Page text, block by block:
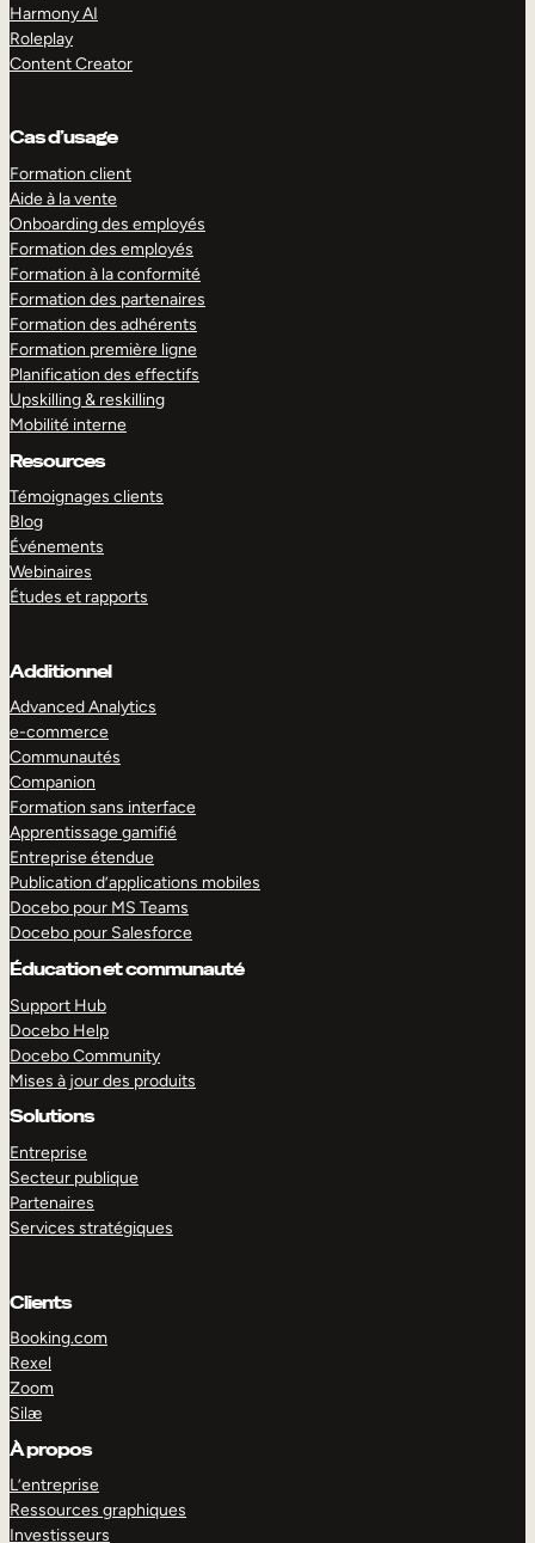
Harmony AI
Roleplay
Content Creator
Cas d’usage
Formation client
Aide à la vente
Onboarding des employés
Formation des employés
Formation à la conformité
Formation des partenaires
Formation des adhérents
Formation première ligne
Planification des effectifs
Upskilling & reskilling
Mobilité interne
Resources
Témoignages clients
Blog
Événements
Webinaires
Études et rapports
Additionnel
Advanced Analytics
e-commerce
Communautés
Companion
Formation sans interface
Apprentissage gamifié
Entreprise étendue
Publication d’applications mobiles
Docebo pour MS Teams
Docebo pour Salesforce
Éducation et communauté
Support Hub
Docebo Help
Docebo Community
Mises à jour des produits
Solutions
Entreprise
Secteur publique
Partenaires
Services stratégiques
Clients
Booking.com
Rexel
Zoom
Silæ
À propos
L’entreprise
Ressources graphiques
Investisseurs